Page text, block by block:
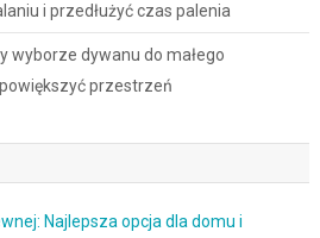
i przedłużyć czas palenia
wyborze dywanu do małego
przestrzeń
Najlepsza opcja dla domu i